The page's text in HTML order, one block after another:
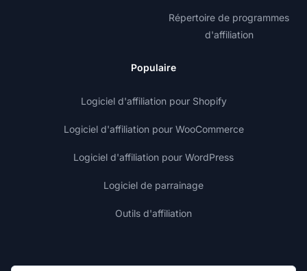
Répertoire de programmes
d'affiliation
Populaire
Logiciel d'affiliation pour Shopify
Logiciel d'affiliation pour WooCommerce
Logiciel d'affiliation pour WordPress
Logiciel de parrainage
Outils d'affiliation